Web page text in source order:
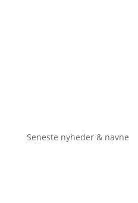
Seneste nyheder & navne